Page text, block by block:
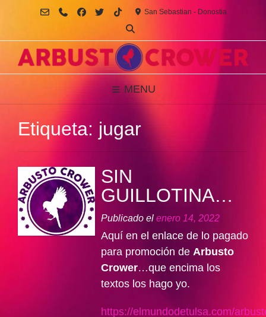
contenido
San Sebastian - Donostia
MENU
Etiqueta: jugar
SIN
GUILLOTINA…
Publicado el enero 14, 2022
Aquí en el enlace de lo pagado
para promoción de Arbusto
Crower…que encima los
textos los hago yo.
https://elmundodetulsa.com/